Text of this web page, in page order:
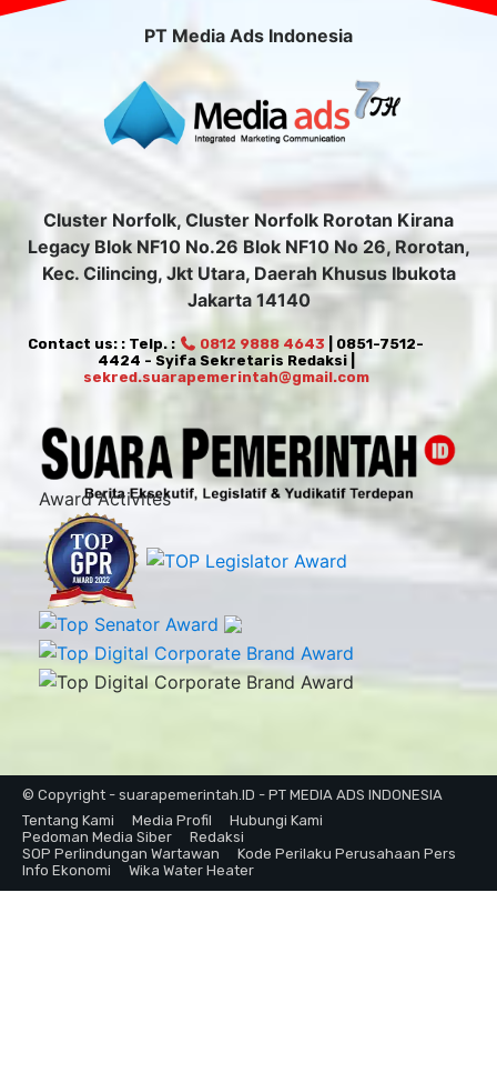
PT Media Ads Indonesia
Cluster Norfolk, Cluster Norfolk Rorotan Kirana
Legacy Blok NF10 No.26 Blok NF10 No 26, Rorotan,
Kec. Cilincing, Jkt Utara, Daerah Khusus Ibukota
Jakarta 14140
Contact us: : Telp. : 0812 9888 4643 | 0851-7512-
4424 - Syifa Sekretaris Redaksi |
sekred.suarapemerintah@gmail.com
Award Activites
© Copyright - suarapemerintah.ID - PT MEDIA ADS INDONESIA
Tentang Kami
Media Profil
Hubungi Kami
Pedoman Media Siber
Redaksi
SOP Perlindungan Wartawan
Kode Perilaku Perusahaan Pers
Info Ekonomi
Wika Water Heater